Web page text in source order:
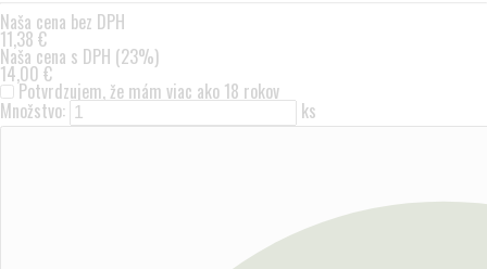
Naša cena bez DPH
11,38 €
Naša cena s DPH (23%)
14,00 €
Potvrdzujem, že mám viac ako 18 rokov
Množstvo: ks